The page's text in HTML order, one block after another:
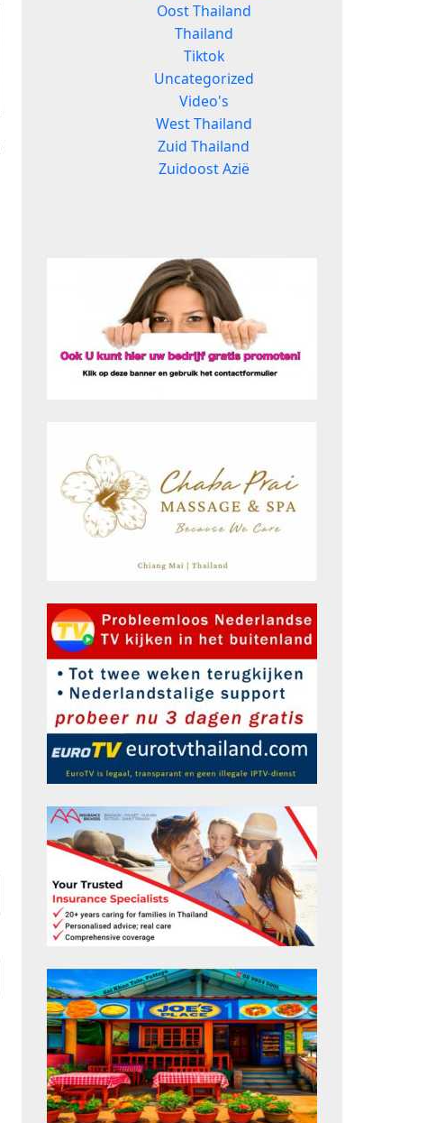
Oost Thailand
Thailand
Tiktok
Uncategorized
Video's
West Thailand
Zuid Thailand
Zuidoost Azië